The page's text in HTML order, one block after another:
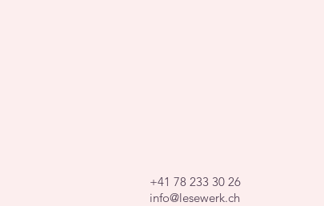
+41 78 233 30 26
info@lesewerk.ch